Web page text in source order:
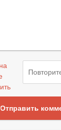
Отправить